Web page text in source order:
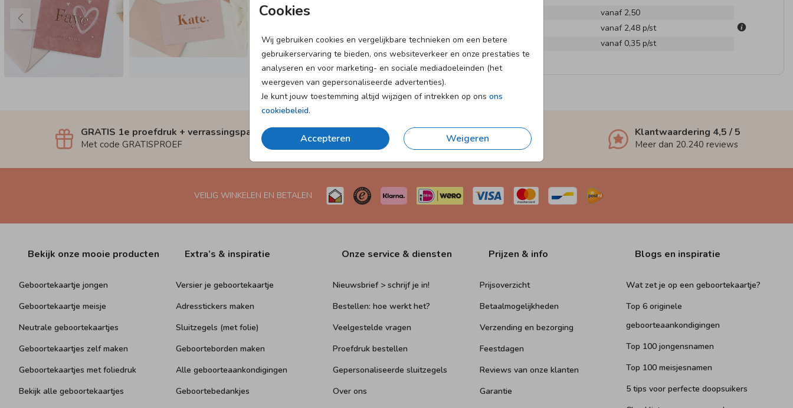
Cookies
Wij gebruiken cookies en vergelijkbare technieken om een betere
gebruikerservaring te bieden, ons websiteverkeer en onze prestaties te
analyseren en voor marketing- en sociale mediadoeleinden (het
weergeven van gepersonaliseerde advertenties).
Je kunt jouw toestemming altijd wijzigen of intrekken op ons ons
cookiebeleid.
Accepteren Weigeren
vanaf 2,50
vanaf 2,48 p/st
Enveloppen
vanaf 0,35 p/st
GRATIS 1e proefdruk + verrassingspakket
Met code GRATISPROEF
Verzending in 1-2 werkdagen
Naar Nederland én België
Klantwaardering 4,5 / 5
Meer dan 20.240 reviews
VEILIG WINKELEN EN BETALEN
Bekijk onze mooie producten
Geboortekaartje jongen
Geboortekaartje meisje
Neutrale geboortekaartjes
Geboortekaartjes zelf maken
Geboortekaartjes met foliedruk
Bekijk alle geboortekaartjes
Extra’s & inspiratie
Versier je geboortekaartje
Adresstickers maken
Sluitzegels (met folie)
Geboorteborden maken
Alle geboorteaankondigingen
Geboortebedankjes
Onze service & diensten
Nieuwsbrief > schrijf je in!
Bestellen: hoe werkt het?
Veelgestelde vragen
Proefdruk bestellen
Gepersonaliseerde sluitzegels
Over ons
Prijzen & info
Prijsoverzicht
Betaalmogelijkheden
Verzending en bezorging
Feestdagen
Reviews van onze klanten
Garantie
Blogs en inspiratie
Wat zet je op een geboortekaartje?
Top 6 originele
geboorteaankondigingen
Top 100 jongensnamen
Top 100 meisjesnamen
5 tips voor perfecte doopsuikers